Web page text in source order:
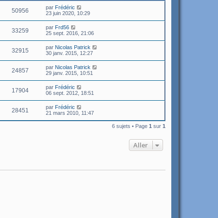
50956 par Frédéric
23 juin 2020, 10:29
33259 par Frd56
25 sept. 2016, 21:06
32915 par Nicolas Patrick
30 janv. 2015, 12:27
24857 par Nicolas Patrick
29 janv. 2015, 10:51
17904 par Frédéric
06 sept. 2012, 18:51
28451 par Frédéric
21 mars 2010, 11:47
6 sujets • Page 1 sur 1
Aller